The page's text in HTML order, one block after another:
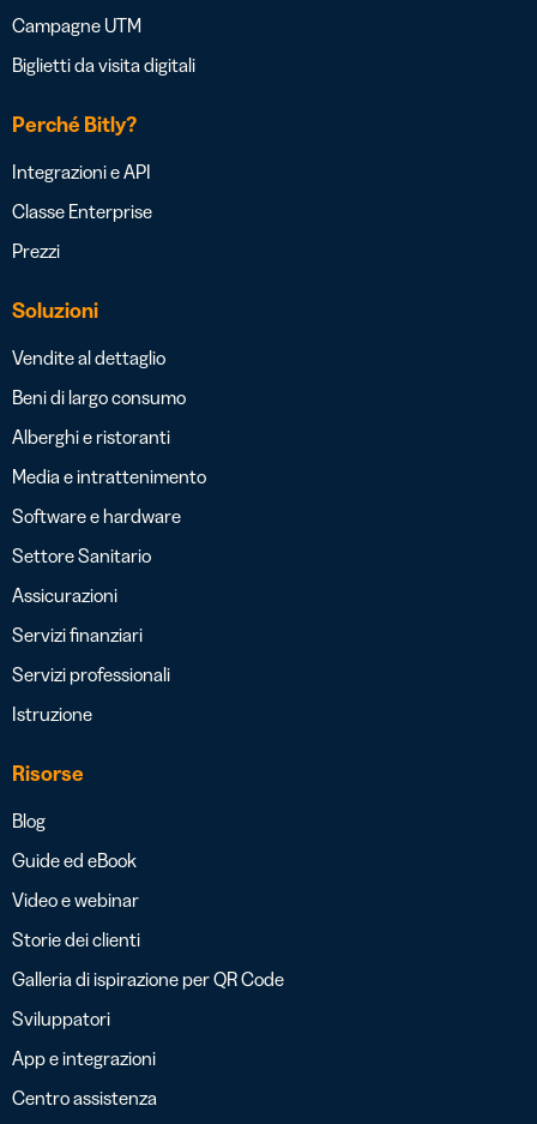
Campagne UTM
Biglietti da visita digitali
Perché Bitly?
Integrazioni e API
Classe Enterprise
Prezzi
Soluzioni
Vendite al dettaglio
Beni di largo consumo
Alberghi e ristoranti
Media e intrattenimento
Software e hardware
Settore Sanitario
Assicurazioni
Servizi finanziari
Servizi professionali
Istruzione
Risorse
Blog
Guide ed eBook
Video e webinar
Storie dei clienti
Galleria di ispirazione per QR Code
Sviluppatori
App e integrazioni
Centro assistenza